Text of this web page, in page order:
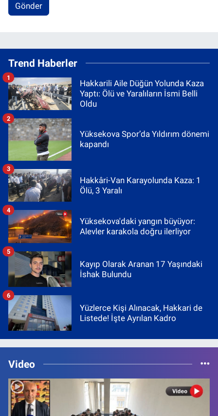
Gönder
Trend Haberler
Hakkarili Aile Düğün Yolunda Kaza
Yaptı: Ölü ve Yaralıların İsmi Belli
Oldu
1
Yüksekova Spor’da Yıldırım dönemi
kapandı
2
Hakkâri-Van Karayolunda Kaza: 1
Ölü, 3 Yaralı
3
Yüksekova'daki yangın büyüyor:
Alevler karakola doğru ilerliyor
4
Kayıp Olarak Aranan 17 Yaşındaki
İshak Bulundu
5
Yüzlerce Kişi Alınacak, Hakkari de
Listede! İşte Ayrılan Kadro
6
Video